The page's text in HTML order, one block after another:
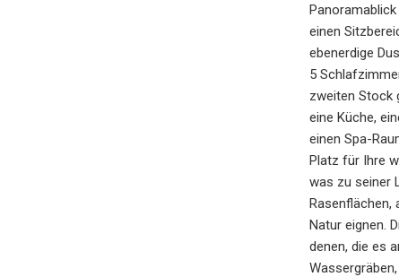
einen
ebenerdige
5
zweiten Stock
eine Küche,
einen Spa-
Platz für Ihre
was zu seiner
Rasenflächen,
Natur eignen.
denen, die es